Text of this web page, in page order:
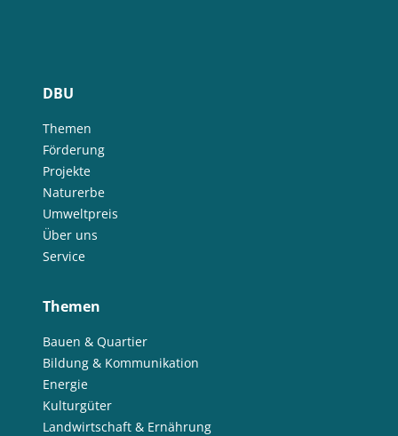
DBU
Themen
Förderung
Projekte
Naturerbe
Umweltpreis
Über uns
Service
Themen
Bauen & Quartier
Bildung & Kommunikation
Energie
Kulturgüter
Landwirtschaft & Ernährung